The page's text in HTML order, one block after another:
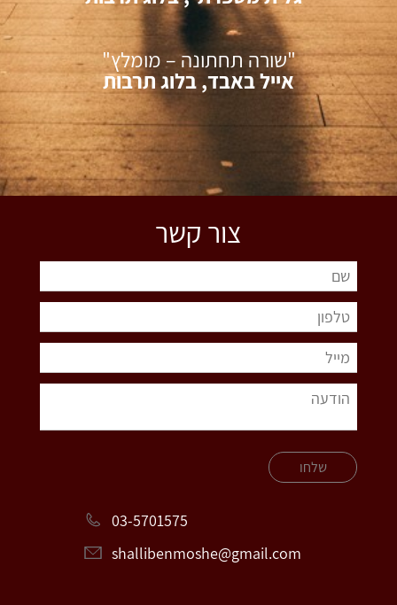
"שורה תחתונה – מומלץ"
אייל באבד, בלוג תרבות
צור קשר
שלחו
03-5701575
shallibenmoshe@gmail.com